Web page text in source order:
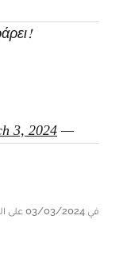
— Olympiacos FC (@olympiacosfc)
3, 2024
في 03/03/2024 على الساعة 18:23